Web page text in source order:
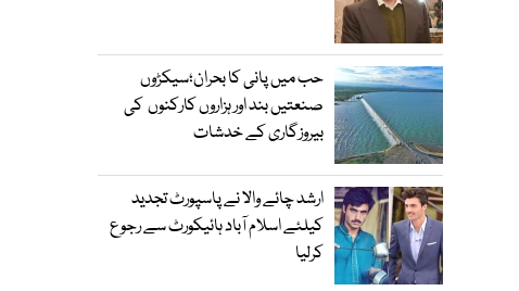
حب میں پانی کا بحران؛سیکڑوں
صنعتیں بند اور ہزاروں کارکنوں کی
بیروزگاری کے خدشات
ارشد چائے والا نے پاسپورٹ تجدید
کیلئے اسلام آباد ہائیکورٹ سے رجوع
کرلیا